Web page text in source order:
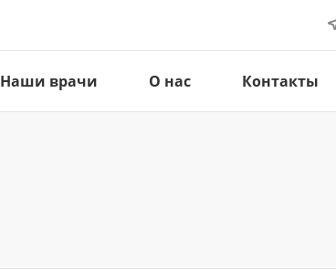
Наши врачи О нас Контакты